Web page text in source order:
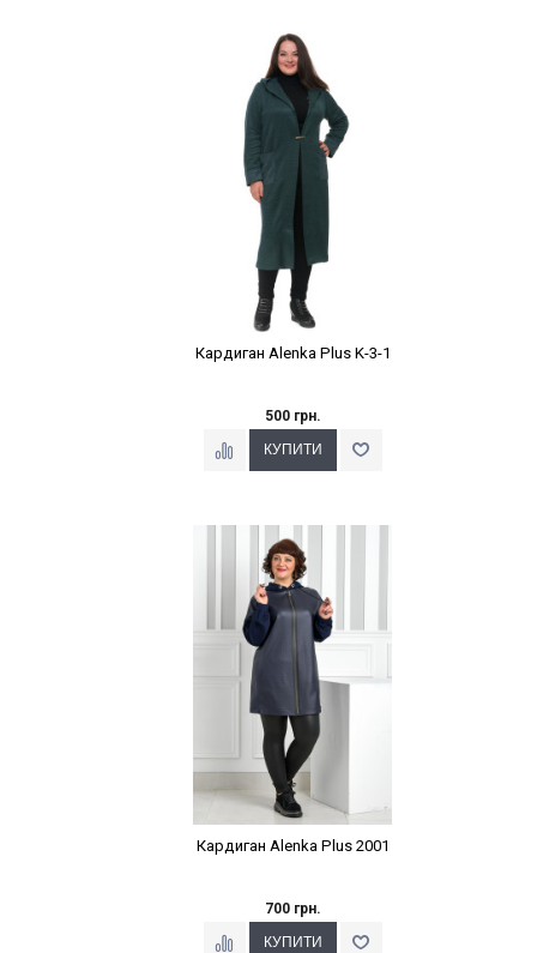
Наклейки Варіант з %
Кардиган Alenka Plus K-3-1
500 грн.
Кардиган Alenka Plus 2001
700 грн.